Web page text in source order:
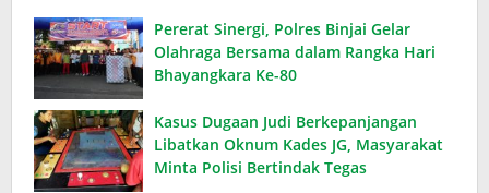
Pererat Sinergi, Polres Binjai Gelar
Olahraga Bersama dalam Rangka Hari
Bhayangkara Ke-80
Kasus Dugaan Judi Berkepanjangan
Libatkan Oknum Kades JG, Masyarakat
Minta Polisi Bertindak Tegas